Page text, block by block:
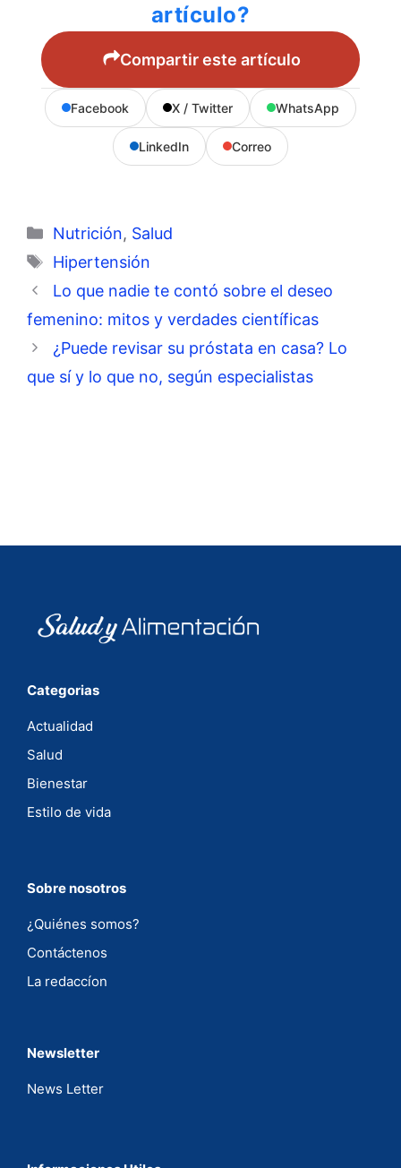
artículo?
Compartir este artículo
Facebook X / Twitter WhatsApp
LinkedIn Correo
Categorías
Nutrición, Salud
Etiquetas
Hipertensión
Lo que nadie te contó sobre el deseo
femenino: mitos y verdades científicas
¿Puede revisar su próstata en casa? Lo
que sí y lo que no, según especialistas
Categorias
Actualidad
Salud
Bienestar
Estilo de vida
Sobre nosotros
¿Quiénes somos?
Contáctenos
La redaccíon
Newsletter
News Letter